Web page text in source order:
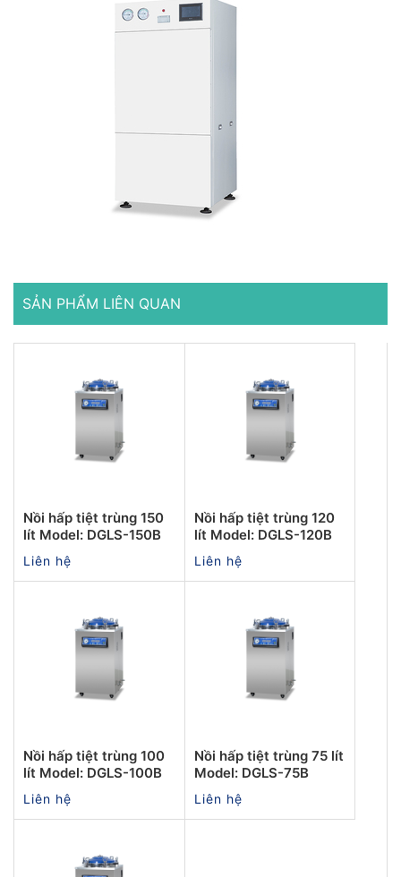
SẢN PHẨM LIÊN QUAN
Nồi hấp tiệt trùng 150
lít Model: DGLS-150B
Liên hệ
Nồi hấp tiệt trùng 120
lít Model: DGLS-120B
Liên hệ
Nồi hấp tiệt trùng 100
lít Model: DGLS-100B
Liên hệ
Nồi hấp tiệt trùng 75 lít
Model: DGLS-75B
Liên hệ